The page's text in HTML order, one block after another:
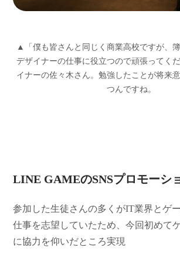
▲「僕も皆さんと同じく商業高校ですが、
デザイナーの仕事に役立つので頑張ってく
イナーの佐々木さん。勉強したことが将来
つんですね。
LINE GAMEのSNSプロモーシ
参加した生徒さんの多くがIT業界とゲ
仕事を志望していたため、今回初めて
に協力を仰いだところ実現